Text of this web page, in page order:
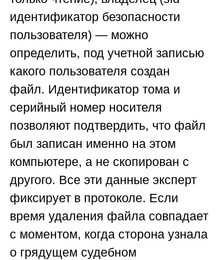
идентификатор безопасности
пользователя) — можно
определить, под учетной записью
какого пользователя создан
файл. Идентификатор тома и
серийный номер носителя
позволяют подтвердить, что файл
был записан именно на этом
компьютере, а не скопирован с
другого. Все эти данные эксперт
фиксирует в протоколе. Если
время удаления файла совпадает
с моментом, когда сторона узнала
о грядущем судебном